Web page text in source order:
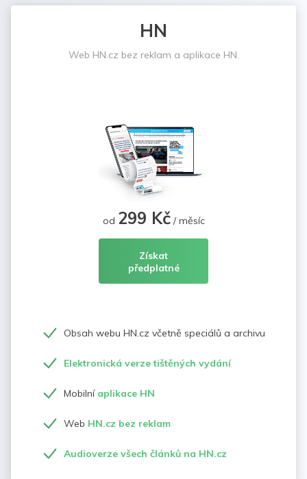
HN
Web HN.cz bez reklam a aplikace HN.
od 299 Kč/ měsíc
Získat
předplatné
Obsah webu HN.cz včetně speciálů a archivu
Elektronická verze tištěných vydání
Mobilní aplikace HN
Web HN.cz bez reklam
Audioverze všech článků na HN.cz